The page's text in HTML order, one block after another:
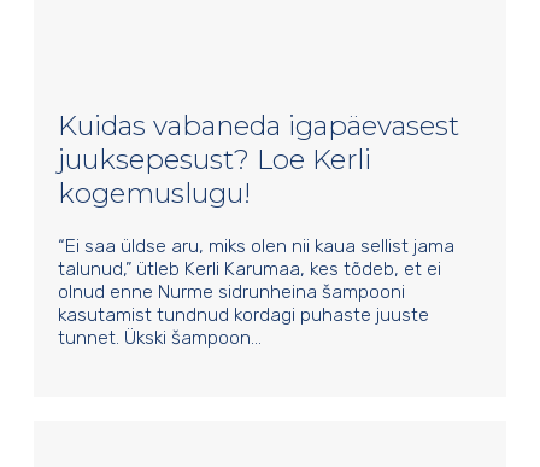
Kuidas vabaneda igapäevasest
juuksepesust? Loe Kerli
kogemuslugu!
“Ei saa üldse aru, miks olen nii kaua sellist jama
talunud,” ütleb Kerli Karumaa, kes tõdeb, et ei
olnud enne Nurme sidrunheina šampooni
kasutamist tundnud kordagi puhaste juuste
tunnet. Ükski šampoon…